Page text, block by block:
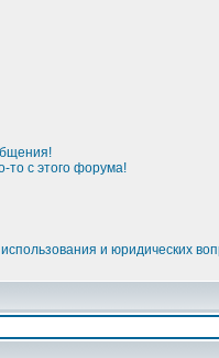
то с этого форума!
и юридических